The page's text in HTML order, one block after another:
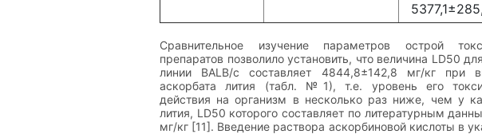
Сравнительное изучение параметров острой
препаратов позволило установить, что величина LD50
линии BALB/с составляет 4844,8±142,8 мг/кг при
аскорбата лития (табл. №1), т.е. уровень его
действия на организм в несколько раз ниже, чем у
лития, LD50 которого составляет по литературным
мг/кг [11]. Введение раствора аскорбиновой кислоты в